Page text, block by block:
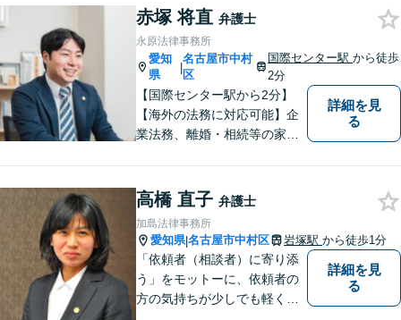
一人のバックグラウンドを正
確に把握し、最適解を見つけ
出します。365日24時間、い
つでも相談受付中です。【完
全個室対応】
赤塚 将直 弁護士
永原法律事務所
愛知
県
|
名古屋市中村
区
国際センター駅から徒歩
2分
【国際センター駅から2分】
【海外の法務に対応可能】企
業法務、離婚・相続等の家事
の回復等の民事事件や刑事事
件など、幅広く対応可能で
す。是非、ご相談をお待ちし
ております。
詳細を見
る
高橋 直子 弁護士
加島法律事務所
愛知県|名古屋市中村区 岩塚駅 から徒歩1分
「依頼者（相談者）に寄り添
う」をモットーに、依頼者の
方の気持ちが少しでも軽くな
詳細を見
る